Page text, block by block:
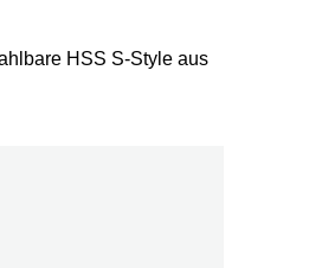
HSS S-Style aus